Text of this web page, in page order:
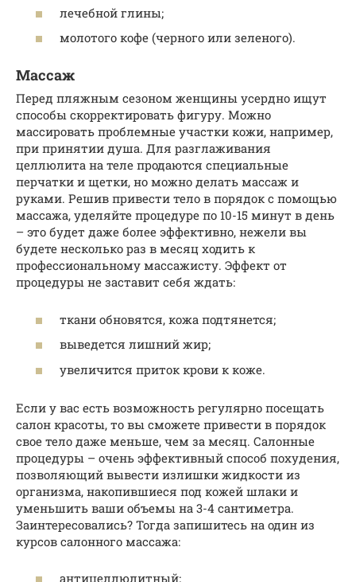
лечебной глины;
молотого кофе (черного или зеленого).
Массаж
Перед пляжным сезоном женщины усердно ищут
способы скорректировать фигуру. Можно
массировать проблемные участки кожи, например,
при принятии душа. Для разглаживания
целлюлита на теле продаются специальные
перчатки и щетки, но можно делать массаж и
руками. Решив привести тело в порядок с помощью
массажа, уделяйте процедуре по 10-15 минут в день
– это будет даже более эффективно, нежели вы
будете несколько раз в месяц ходить к
профессиональному массажисту. Эффект от
процедуры не заставит себя ждать:
ткани обновятся, кожа подтянется;
выведется лишний жир;
увеличится приток крови к коже.
Если у вас есть возможность регулярно посещать
салон красоты, то вы сможете привести в порядок
свое тело даже меньше, чем за месяц. Салонные
процедуры – очень эффективный способ похудения,
позволяющий вывести излишки жидкости из
организма, накопившиеся под кожей шлаки и
уменьшить ваши объемы на 3-4 сантиметра.
Заинтересовались? Тогда запишитесь на один из
курсов салонного массажа:
антицеллюлитный;